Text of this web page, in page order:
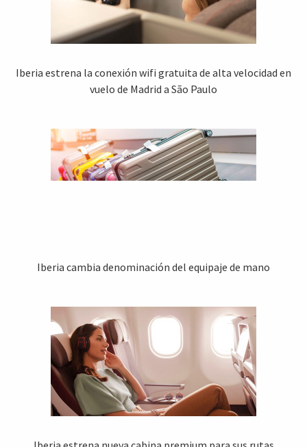
Iberia estrena la conexión wifi gratuita de alta velocidad en
vuelo de Madrid a São Paulo
Iberia cambia denominación del equipaje de mano